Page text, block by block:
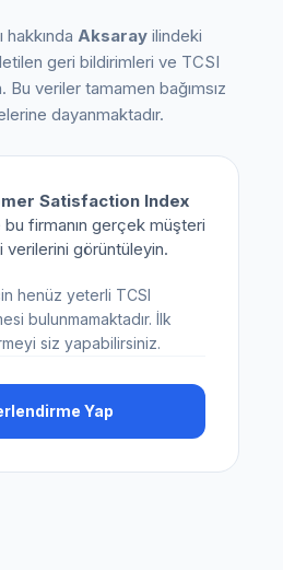
hakkında Aksaray ilindeki
geri bildirimleri ve TCSI
Bu veriler tamamen bağımsız
dayanmaktadır.
Satisfaction Index
firmanın gerçek müşteri
verilerini görüntüleyin.
henüz yeterli TCSI
bulunmamaktadır. İlk
siz yapabilirsiniz.
Yap